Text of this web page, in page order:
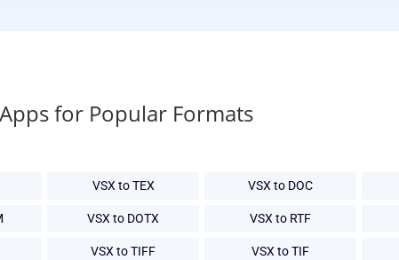
for Popular Formats
VSX to TEX VSX to DOC
VSX to DOTX VSX to RTF
VSX to TIFF VSX to TIF